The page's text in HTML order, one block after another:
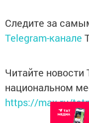
Следите за
Telegram-канале
Читайте новости
национальном
https://max.ru/